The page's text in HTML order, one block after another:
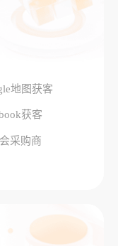
地图获客
获客
采购商